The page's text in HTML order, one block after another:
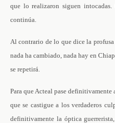
que lo realizaron siguen
continúa.
Al contrario de lo que dice la
nada ha cambiado, nada hay en
se repetirá.
Para que Acteal pase definitivamente
que se castigue a los verdaderos
definitivamente la óptica